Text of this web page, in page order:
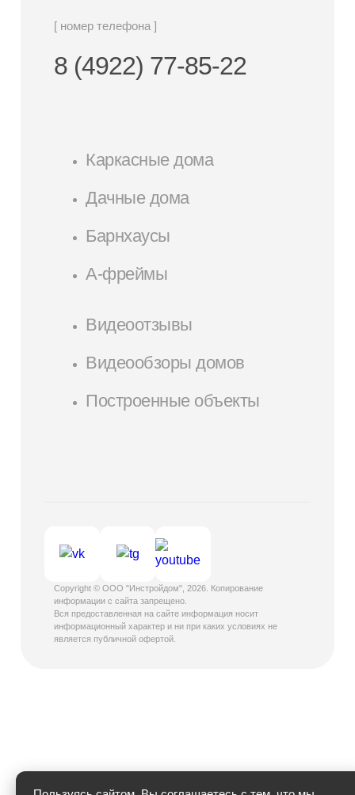
[ номер телефона ]
8 (4922) 77-85-22
Каркасные дома
Дачные дома
Барнхаусы
А-фреймы
Видеоотзывы
Видеообзоры домов
Построенные объекты
Copyright © ООО "Инстройдом", 2026. Копирование
информации с сайта запрещено.
Вся предоставленная на сайте информация носит
информационный характер и ни при каких условиях не
является публичной офертой.